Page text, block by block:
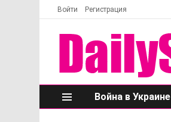
Войти Регистрация
Меню
Война в Украине